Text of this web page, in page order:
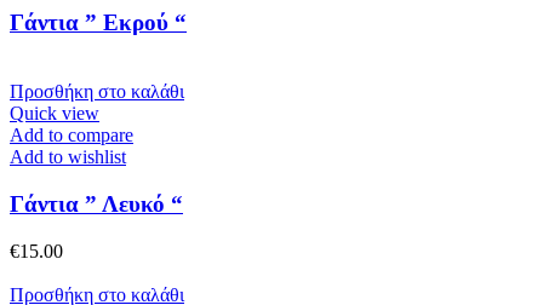
Γάντια ” Εκρού “
Προσθήκη στο καλάθι
Quick view
Add to compare
Add to wishlist
Γάντια ” Λευκό “
€15.00
Προσθήκη στο καλάθι